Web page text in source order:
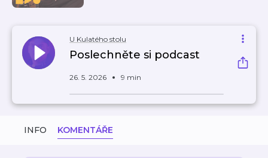
U Kulatého stolu
Poslechněte si podcast
26. 5. 2026 9 min
INFO KOMENTÁŘE